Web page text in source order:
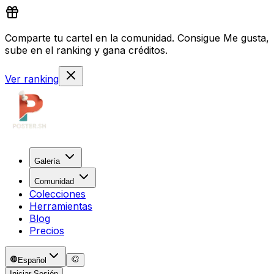
Comparte tu cartel en la comunidad. Consigue Me gusta,
sube en el ranking y gana créditos.
Ver ranking
Galería
Comunidad
Colecciones
Herramientas
Blog
Precios
Español